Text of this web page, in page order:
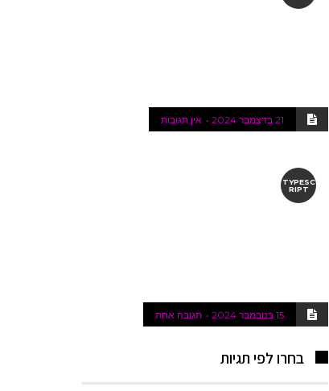
21 בדצמבר 2024 אין תגובות
TYPESC
RIPT
15 בנובמבר 2024 תגובה אחת
בחרו לפי תגיות